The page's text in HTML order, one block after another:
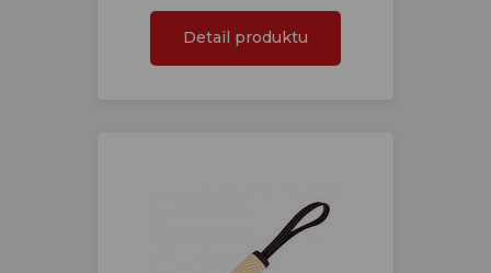
Detail produktu